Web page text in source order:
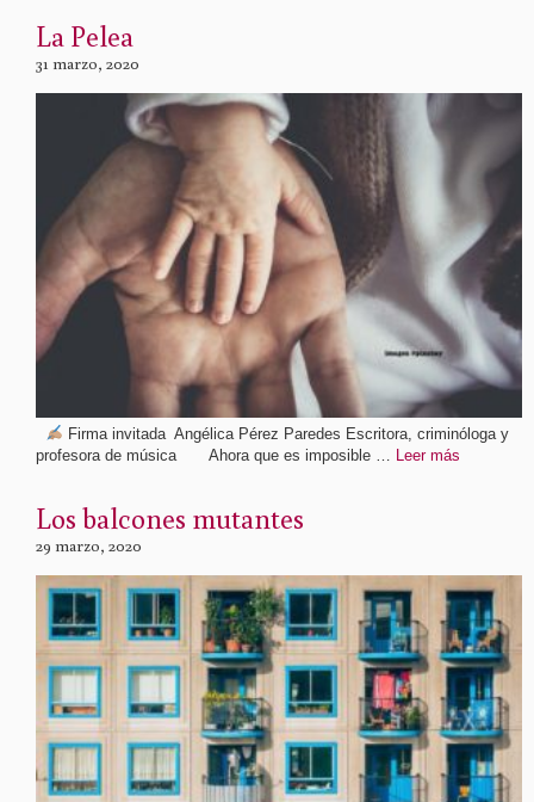
La Pelea
31 marzo, 2020
Firma invitada Angélica Pérez Paredes Escritora, criminóloga y
profesora de música Ahora que es imposible … Leer más
Los balcones mutantes
29 marzo, 2020